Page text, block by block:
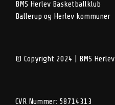
BMS Herlev Basketballklub
Ballerup og Herlev kommuner
© Copyright 2024 | BMS Herlev
CVR Nummer: 58714313